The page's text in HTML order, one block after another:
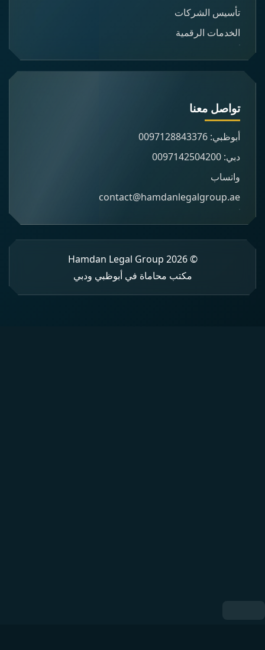
تأسيس الشركات
الخدمات الرقمية
تواصل معنا
أبوظبي: 0097128843376
دبي: 0097142504200
واتساب
contact@hamdanlegalgroup.ae
© 2026 Hamdan Legal Group
مكتب محاماة في أبوظبي ودبي